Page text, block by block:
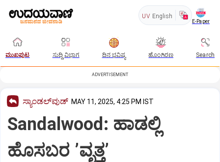
UV English
E-Paper
ಮುಖಪುಟ ಸುದ್ದಿ ವಿಭಾಗ ದಿನ ಭವಿಷ್ಯ ಹೊಂಗಿರಣ Search
ADVERTISEMENT
ಸ್ಯಾಂಡಲ್‌ವುಡ್‌ MAY 11, 2025, 4:25 PM IST
Sandalwood: ಹಾಡಲ್ಲಿ
ಹೊಸಬರ ʼವೃತ್ತʼ